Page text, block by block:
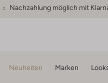
Nachzahlung möglich mit
Neuheiten Marken